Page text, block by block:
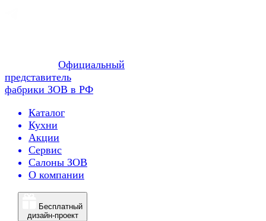
Официальный
представитель
фабрики ЗОВ в РФ
Каталог
Кухни
Акции
Сервис
Салоны ЗОВ
О компании
Бесплатный
дизайн-проект